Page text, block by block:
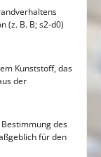
(z. B. B; s2-d0)
Kunststoff, das
der
des
für den